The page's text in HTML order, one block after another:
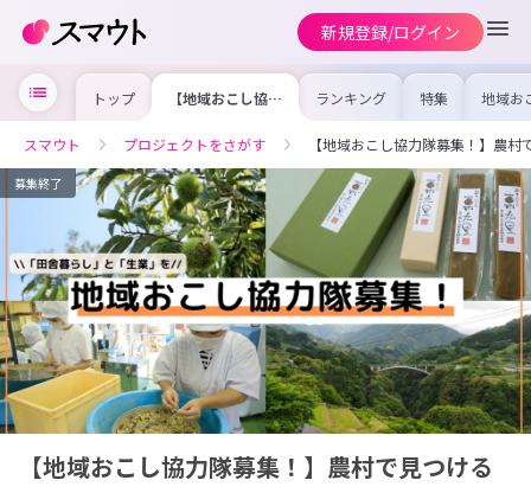
新規登録/ログイン
トップ 【地域おこし協力
隊募集！】農村で
イフスタイル「田
舎暮らし」と「生
業」を！
ランキング 特集 地域お
の求
を集め
事内容
を比較
合った
けよう
スマウト プロジェクトをさがす 【地域おこし協力隊募集！】農
募集終了
【地域おこし協力隊募集！】農村で見つける